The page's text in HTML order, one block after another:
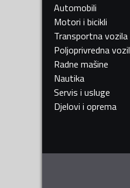
Automobili
Motori i bicikli
Transportna vozila
Poljoprivredna
Radne mašine
Nautika
Servis i usluge
Djelovi i oprema